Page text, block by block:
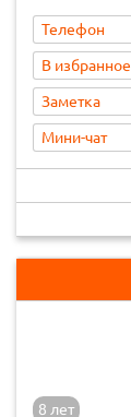
Телефон
В избранное
Заметка
Мини-чат
8 лет